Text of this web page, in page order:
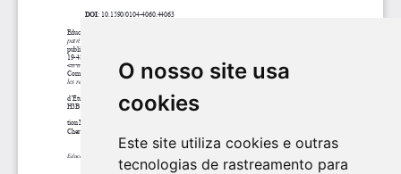
O nosso site usa
cookies
Este site utiliza cookies e outras
tecnologias de rastreamento para